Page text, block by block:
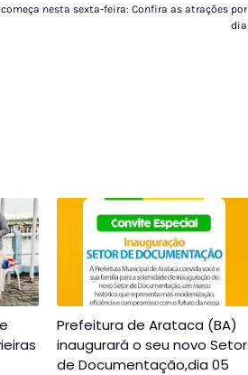
começa nesta sexta-feira: Confira as atrações por
dia
Prefeitura de Arataca (BA)
inaugurará o seu novo Setor
de Documentação,dia 05